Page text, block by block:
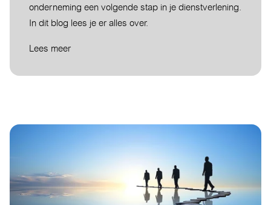
onderneming een volgende stap in je dienstverlening.
In dit blog lees je er alles over.
Lees meer